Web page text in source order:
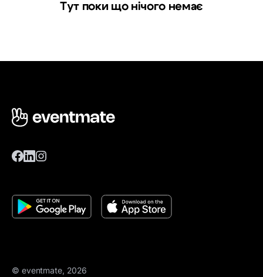
Тут поки що нічого немає
© eventmate, 2026